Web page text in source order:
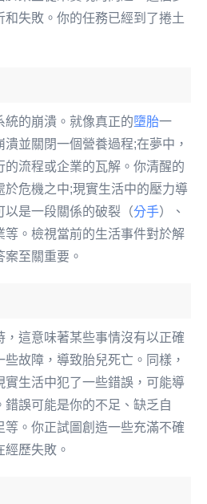
失敗。你的任務已經到了捲土
統的崩潰。就像真正的墮胎一
並關閉一個營養過程;在夢中，
流程或企業的瓦解。你清醒的
於危機之中;現實生活中的壓力導
以是一段關係的破裂（分手）、
等。檢視當前的生活事件對於解
至關重要。
，這意味著某些事情沒有以正確
故障，導致胎兒死亡。同樣，
實生活中犯了一些錯誤，可能導
誤可能是你的不足、缺乏自
等。你正試圖創造一些充滿不確
歷失敗。